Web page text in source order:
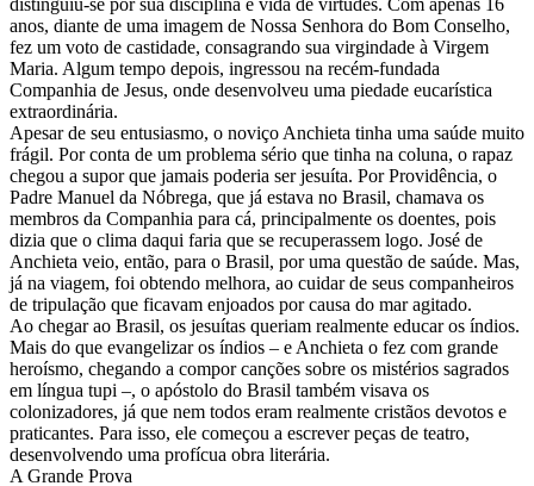
anos, diante de uma imagem de Nossa Senhora do Bom Conselho,
fez um voto de castidade, consagrando sua virgindade à Virgem
Maria. Algum tempo depois, ingressou na recém-fundada
Companhia de Jesus, onde desenvolveu uma piedade eucarística
extraordinária.
Apesar de seu entusiasmo, o noviço Anchieta tinha uma saúde muito
frágil. Por conta de um problema sério que tinha na coluna, o rapaz
chegou a supor que jamais poderia ser jesuíta. Por Providência, o
Padre Manuel da Nóbrega, que já estava no Brasil, chamava os
membros da Companhia para cá, principalmente os doentes, pois
dizia que o clima daqui faria que se recuperassem logo. José de
Anchieta veio, então, para o Brasil, por uma questão de saúde. Mas,
já na viagem, foi obtendo melhora, ao cuidar de seus companheiros
de tripulação que ficavam enjoados por causa do mar agitado.
Ao chegar ao Brasil, os jesuítas queriam realmente educar os índios.
Mais do que evangelizar os índios – e Anchieta o fez com grande
heroísmo, chegando a compor canções sobre os mistérios sagrados
em língua tupi –, o apóstolo do Brasil também visava os
colonizadores, já que nem todos eram realmente cristãos devotos e
praticantes. Para isso, ele começou a escrever peças de teatro,
desenvolvendo uma profícua obra literária.
A Grande Prova